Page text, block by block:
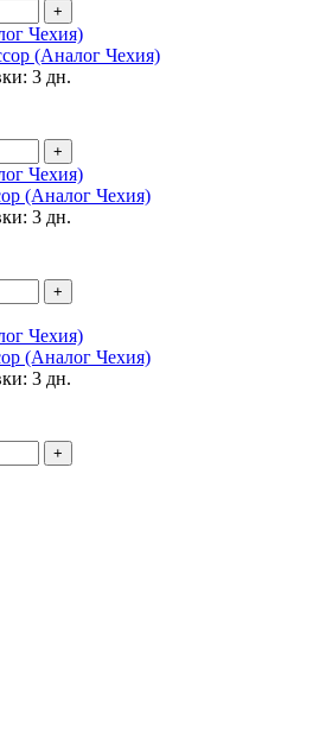
+
(Аналог Чехия)
3 дн.
+
(Аналог Чехия)
3 дн.
+
(Аналог Чехия)
3 дн.
+